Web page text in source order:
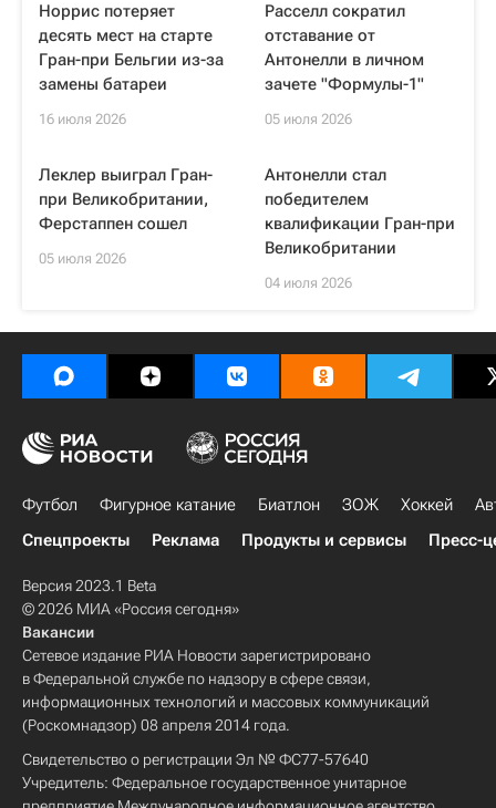
Норрис потеряет
десять мест на старте
Гран-при Бельгии из-за
замены батареи
16 июля 2026
Расселл сократил
отставание от
Антонелли в личном
зачете "Формулы-1"
05 июля 2026
Леклер выиграл Гран-
при Великобритании,
Ферстаппен сошел
05 июля 2026
Антонелли стал
победителем
квалификации Гран-при
Великобритании
04 июля 2026
Футбол Фигурное катание Биатлон ЗОЖ Хоккей
Спецпроекты
Реклама Продукты и сервисы Пресс-
Версия 2023.1 Beta
© 2026 МИА «Россия сегодня»
Вакансии
Сетевое издание РИА Новости зарегистрировано
в Федеральной службе по надзору в сфере связи,
информационных технологий и массовых коммуникаций
(Роскомнадзор) 08 апреля 2014 года.
Свидетельство о регистрации Эл № ФС77-57640
Учредитель: Федеральное государственное унитарное